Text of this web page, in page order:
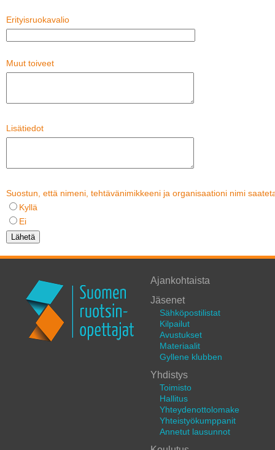
Erityisruokavalio
Muut toiveet
Lisätiedot
Suostun, että nimeni, tehtävänimikkeeni ja organisaationi nimi
Kyllä
Ei
Ajankohtaista
Jäsenet
Sähköpostilistat
Kilpailut
Avustukset
Materiaalit
Gyllene klubben
Yhdistys
Toimisto
Hallitus
Yhteydenottolomake
Yhteistyökumppanit
Annetut lausunnot